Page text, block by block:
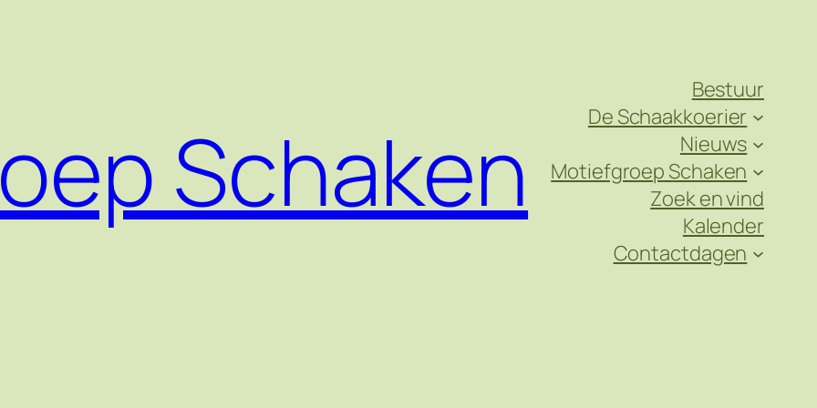
Schaken
Bestuur
De Schaakkoerier
Nieuws
Motiefgroep Schaken
Zoek en vind
Kalender
Contactdagen